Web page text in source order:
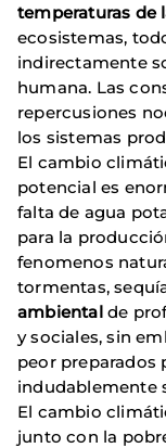
temperaturas de
ecosistemas,
indirectamente
humana. Las
repercusiones
los sistemas
El cambio
potencial es
falta de agua
para la
fenomenos
tormentas,
ambiental de
y sociales, sin
peor preparados
indudablemente
El cambio
junto con la